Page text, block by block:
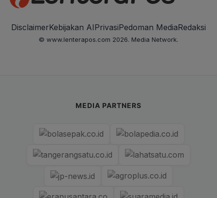
DisclaimerKebijakan AIPrivasiPedoman MediaRedaksi
© www.lenterapos.com 2026. Media Network.
MEDIA PARTNERS